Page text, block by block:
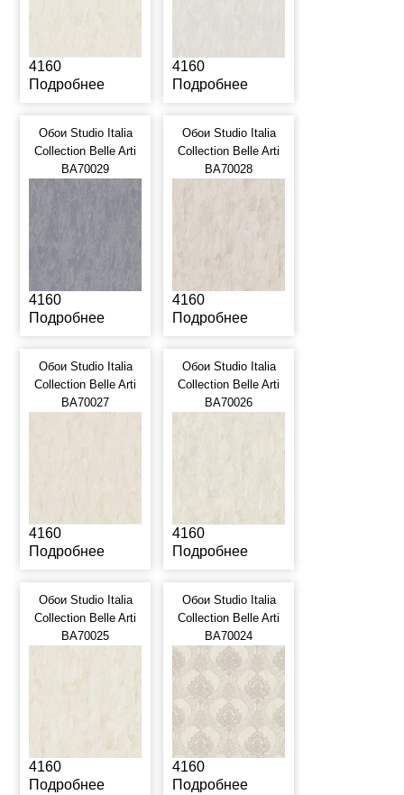
4160
Подробнее
4160
Подробнее
Обои Studio Italia
Collection Belle Arti
BA70029
4160
Подробнее
Обои Studio Italia
Collection Belle Arti
BA70028
4160
Подробнее
Обои Studio Italia
Collection Belle Arti
BA70027
4160
Подробнее
Обои Studio Italia
Collection Belle Arti
BA70026
4160
Подробнее
Обои Studio Italia
Collection Belle Arti
BA70025
4160
Подробнее
Обои Studio Italia
Collection Belle Arti
BA70024
4160
Подробнее